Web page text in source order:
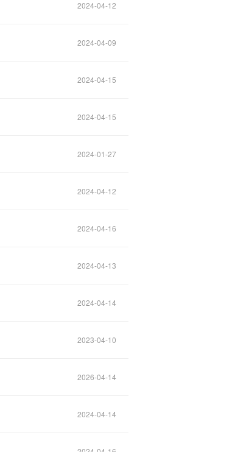
2024-04-12
2024-04-09
2024-04-15
2024-04-15
2024-01-27
2024-04-12
2024-04-16
2024-04-13
2024-04-14
2023-04-10
2026-04-14
2024-04-14